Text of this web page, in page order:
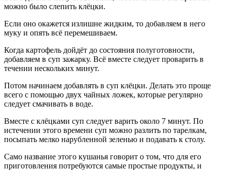
можно было слепить клёцки.
Если оно окажется излишне жидким, то добавляем в него
муку и опять всё перемешиваем.
Когда картофель дойдёт до состояния полуготовности,
добавляем в суп зажарку. Всё вместе следует проварить в
течении нескольких минут.
Потом начинаем добавлять в суп клёцки. Делать это проще
всего с помощью двух чайных ложек, которые регулярно
следует смачивать в воде.
Вместе с клёцками суп следует варить около 7 минут. По
истечении этого времени суп можно разлить по тарелкам,
посыпать мелко нарубленной зеленью и подавать к столу.
Само название этого кушанья говорит о том, что для его
приготовления потребуются самые простые продукты, и